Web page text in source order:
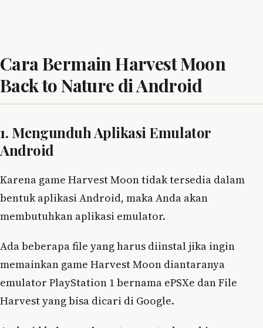
Cara Bermain Harvest Moon
Back to Nature di Android
1. Mengunduh Aplikasi Emulator
Android
Karena game Harvest Moon tidak tersedia dalam
bentuk aplikasi Android, maka Anda akan
membutuhkan aplikasi emulator.
Ada beberapa file yang harus diinstal jika ingin
memainkan game Harvest Moon diantaranya
emulator PlayStation 1 bernama ePSXe dan File
Harvest yang bisa dicari di Google.